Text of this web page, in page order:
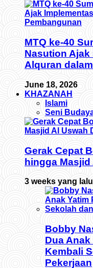
MTQ ke-40
Nasution Ajak
Alquran
June 18, 2026
KHAZANAH
Islami
Seni
Gerak Cepat
hingga Masjid
3 weeks yang lalu
Bobby
Dua
Kembali
Pekerjaan